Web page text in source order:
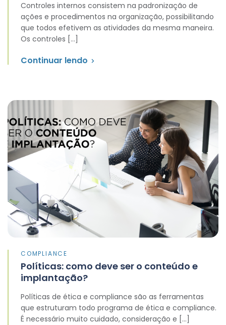
Controles internos consistem na padronização de
ações e procedimentos na organização, possibilitando
que todos efetivem as atividades da mesma maneira.
Os controles […]
Continuar lendo
COMPLIANCE
Políticas: como deve ser o conteúdo e
implantação?
Políticas de ética e compliance são as ferramentas
que estruturam todo programa de ética e compliance.
É necessário muito cuidado, consideração e […]